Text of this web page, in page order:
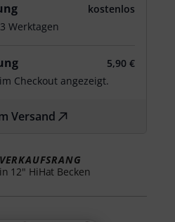
kostenlos
Werktagen
5,90 €
Checkout angezeigt.
Versand
VERKAUFSRANG
in 12" HiHat Becken